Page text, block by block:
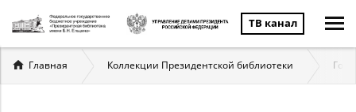
ТВ канал
Вы
здесь
Главная Коллекции Президентской библиотеки